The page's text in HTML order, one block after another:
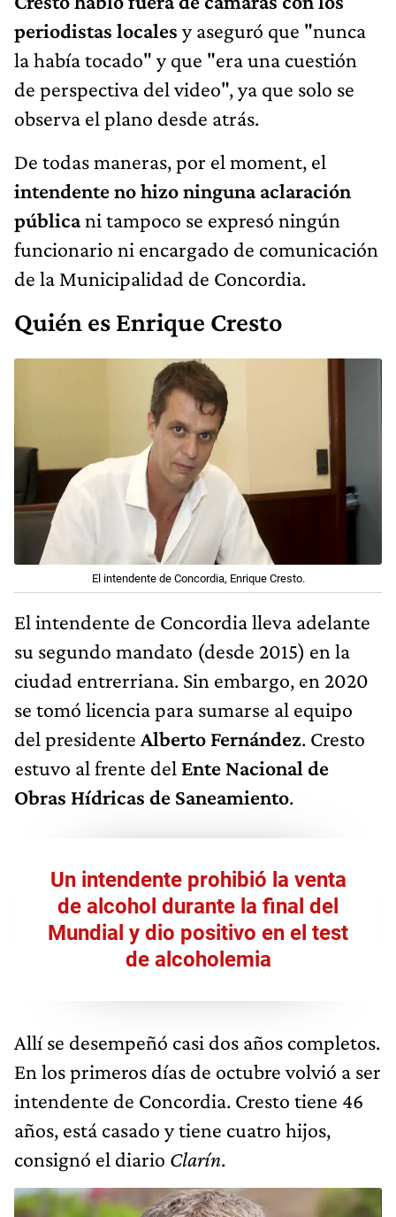
periodistas locales y aseguró que "nunca
la había tocado" y que "era una cuestión
de perspectiva del video", ya que solo se
observa el plano desde atrás.
De todas maneras, por el moment, el
intendente no hizo ninguna aclaración
públicani tampoco se expresó ningún
funcionario ni encargado de comunicación
de la Municipalidad de Concordia.
Quién es Enrique Cresto
El intendente de Concordia, Enrique Cresto.
El intendente de Concordia lleva adelante
su segundo mandato (desde 2015) en la
ciudad entrerriana. Sin embargo, en 2020
se tomó licencia para sumarse al equipo
del presidente Alberto Fernández. Cresto
estuvo al frente del Ente Nacional de
Obras Hídricas de Saneamiento.
Un intendente prohibió la venta
de alcohol durante la final del
Mundial y dio positivo en el test
de alcoholemia
Allí se desempeñó casi dos años completos.
En los primeros días de octubre volvió a ser
intendente de Concordia. Cresto tiene 46
años, está casado y tiene cuatro hijos,
consignó el diario Clarín.